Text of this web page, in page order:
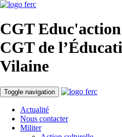
CGT Educ'action
CGT de
Vilaine
Toggle navigation
Actualité
Nous contacter
Militer